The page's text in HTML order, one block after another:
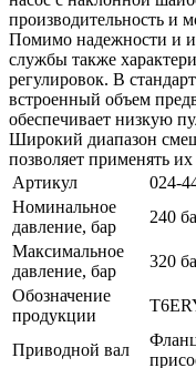
производительность и
Помимо надежности и
службы также
регулировок. В
встроенный объем
обеспечивает низкую
Широкий диапазон
позволяет применять
Артикул
024-
Номинальное
давление, бар
240
Максимальное
давление, бар
320
Обозначение
продукции
Приводной вал